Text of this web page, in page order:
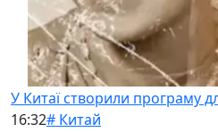
У Китаї створили програму
16:32# Китай